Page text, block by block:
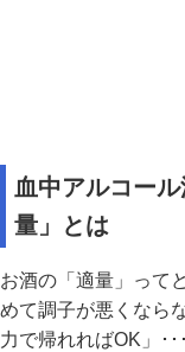
血中アルコー
量」とは
お酒の「適量」って
めて調子が悪くなら
力で帰れればOK」･